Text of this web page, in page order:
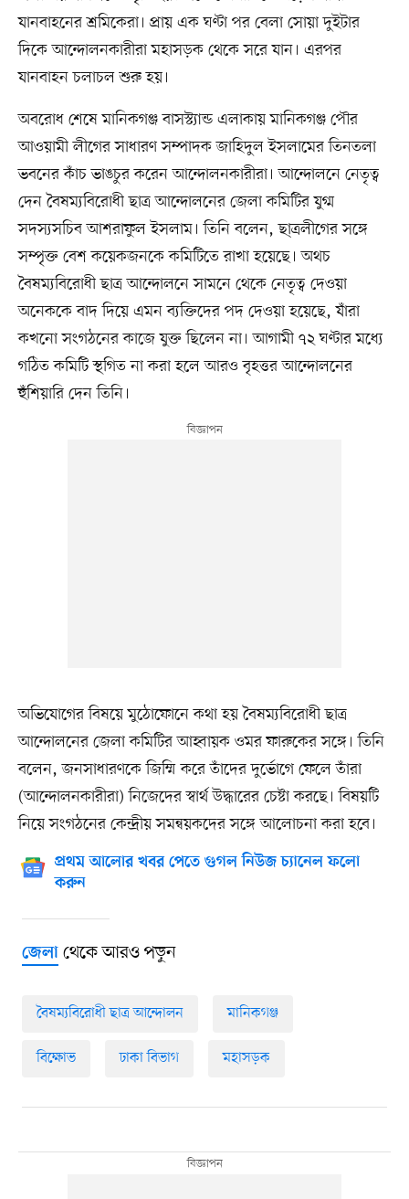
যানবাহনের শ্রমিকেরা। প্রায় এক ঘণ্টা পর বেলা সোয়া দুইটার
দিকে আন্দোলনকারীরা মহাসড়ক থেকে সরে যান। এরপর
যানবাহন চলাচল শুরু হয়।
অবরোধ শেষে মানিকগঞ্জ বাসস্ট্যান্ড এলাকায় মানিকগঞ্জ পৌর
আওয়ামী লীগের সাধারণ সম্পাদক জাহিদুল ইসলামের তিনতলা
ভবনের কাঁচ ভাঙচুর করেন আন্দোলনকারীরা। আন্দোলনে নেতৃত্ব
দেন বৈষম্যবিরোধী ছাত্র আন্দোলনের জেলা কমিটির যুগ্ম
সদস্যসচিব আশরাফুল ইসলাম। তিনি বলেন, ছা্ত্রলীগের সঙ্গে
সম্পৃক্ত বেশ কয়েকজনকে কমিটিতে রাখা হয়েছে। অথচ
বৈষম্যবিরোধী ছাত্র আন্দোলনে সামনে থেকে নেতৃত্ব দেওয়া
অনেককে বাদ দিয়ে এমন ব্যক্তিদের পদ দেওয়া হয়েছে, যাঁরা
কখনো সংগঠনের কাজে যুক্ত ছিলেন না। আগামী ৭২ ঘণ্টার মধ্যে
গঠিত কমিটি স্থগিত না করা হলে আরও বৃহত্তর আন্দোলনের
হুঁশিয়ারি দেন তিনি।
অভিযোগের বিষয়ে মুঠোফোনে কথা হয় বৈষম্যবিরোধী ছাত্র
আন্দোলনের জেলা কমিটির আহ্বায়ক ওমর ফারুকের সঙ্গে। তিনি
বলেন, জনসাধারণকে জিম্মি করে তাঁদের দুর্ভোগে ফেলে তাঁরা
(আন্দোলনকারীরা) নিজেদের স্বার্থ উদ্ধারের চেষ্টা করছে। বিষয়টি
নিয়ে সংগঠনের কেন্দ্রীয় সমন্বয়কদের সঙ্গে আলোচনা করা হবে।
প্রথম আলোর খবর পেতে গুগল নিউজ চ্যানেল ফলো
করুন
জেলাথেকে আরও পড়ুন
বৈষম্যবিরোধী ছাত্র আন্দোলন মানিকগঞ্জ
বিক্ষোভ ঢাকা বিভাগ মহাসড়ক